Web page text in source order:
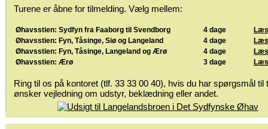
Turene er åbne for tilmelding. Vælg mellem:
Øhavsstien: Sydfyn fra Faaborg til Svendborg 4 dage
Øhavsstien: Fyn, Tåsinge, Siø og Langeland
4 dage
Øhavsstien: Fyn, Tåsinge, Langeland og Ærø
4 dage
Øhavsstien: Ærø
3 dage
Ring til os på kontoret (tlf. 33 33 00 40), hvis du har spørgsmål til
ønsker vejledning om udstyr, beklædning eller andet.